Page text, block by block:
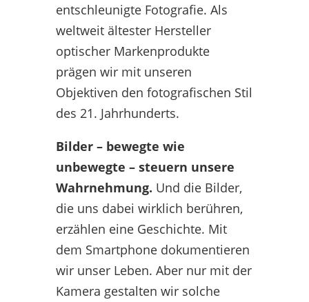
entschleunigte Fotografie. Als
weltweit ältester Hersteller
optischer Markenprodukte
prägen wir mit unseren
Objektiven den fotografischen Stil
des 21. Jahrhunderts.
Bilder – bewegte wie
unbewegte – steuern unsere
Wahrnehmung. Und die Bilder,
die uns dabei wirklich berühren,
erzählen eine Geschichte. Mit
dem Smartphone dokumentieren
wir unser Leben. Aber nur mit der
Kamera gestalten wir solche